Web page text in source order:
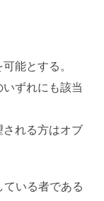
能とする。
ずれにも該当
れる方はオブ
いる者である